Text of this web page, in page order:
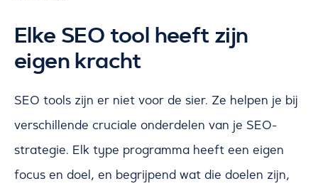
Elke SEO tool heeft zijn
eigen kracht
SEO tools zijn er niet voor de sier. Ze helpen je bij
verschillende cruciale onderdelen van je SEO-
strategie. Elk type programma heeft een eigen
focus en doel, en begrijpend wat die doelen zijn,